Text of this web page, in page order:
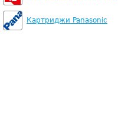
Картриджи Panasonic